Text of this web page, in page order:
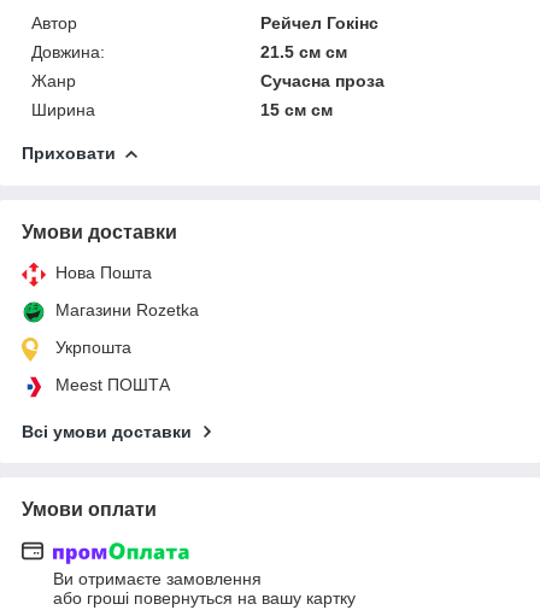
Автор
Рейчел Гокінс
Довжина:
21.5 см см
Жанр
Сучасна проза
Ширина
15 см см
Приховати
Умови доставки
Нова Пошта
Магазини Rozetka
Укрпошта
Meest ПОШТА
Всі умови доставки
Умови оплати
Ви отримаєте замовлення
або гроші повернуться на вашу картку